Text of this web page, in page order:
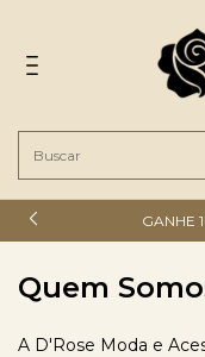
GANHE
Quem
A D'Rose Moda e